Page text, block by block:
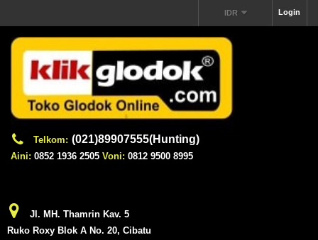
Login
IDR
Telkom: (021)89907555(Hunting)
Aini: 0852 1936 2505 Voni: 0812 9500 8995
Jl. MH. Thamrin Kav. 5
Ruko Roxy Blok A No. 20, Cibatu